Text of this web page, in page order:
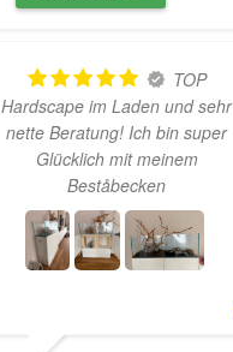
TOP
Hardscape im Laden und sehr
nette Beratung! Ich bin super
Glücklich mit meinem
Beståbecken